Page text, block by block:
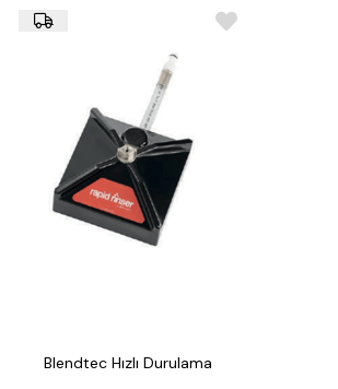
Blendtec Hızlı Durulama